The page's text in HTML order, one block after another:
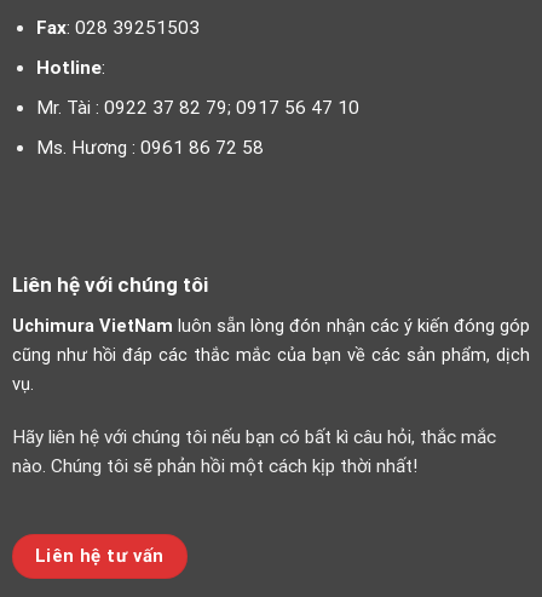
Fax: 028 39251503
Hotline:
Mr. Tài : 0922 37 82 79; 0917 56 47 10
Ms. Hương : 0961 86 72 58
Liên hệ với chúng tôi
Uchimura VietNam luôn sẵn lòng đón nhận các ý kiến đóng góp
cũng như hồi đáp các thắc mắc của bạn về các sản phẩm, dịch
vụ.
Hãy liên hệ với chúng tôi nếu bạn có bất kì câu hỏi, thắc mắc
nào. Chúng tôi sẽ phản hồi một cách kịp thời nhất!
Liên hệ tư vấn